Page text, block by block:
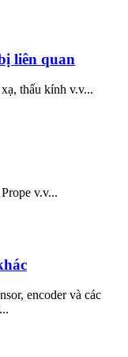
liên quan
thấu kính v.v...
v.v...
encoder và các